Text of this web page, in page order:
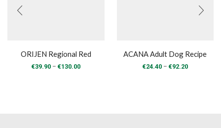
ORIJEN Regional Red
€39.90 – €130.00Price
ACANA Adult Dog Recipe
€24.40 – €92.20Price